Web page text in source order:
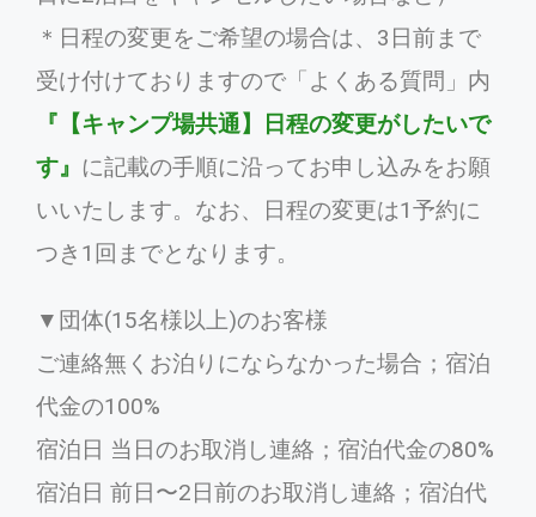
＊日程の変更をご希望の場合は、3日前まで
受け付けておりますので「よくある質問」内
『【キャンプ場共通】日程の変更がしたいで
す』 に記載の手順に沿ってお申し込みをお願
いいたします。なお、日程の変更は1予約に
つき1回までとなります。
▼団体(15名様以上)のお客様
ご連絡無くお泊りにならなかった場合；宿泊
代金の100%
宿泊日 当日のお取消し連絡；宿泊代金の80%
宿泊日 前日〜2日前のお取消し連絡；宿泊代